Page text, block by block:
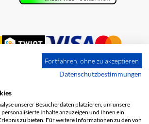
Fortfahren, ohne zu akzeptieren
Datenschutzbestimmungen
unserer Besucherdaten platzieren, um unsere
Inhalte anzuzeigen und Ihnen ein
zu bieten. Für weitere Informationen zu den von